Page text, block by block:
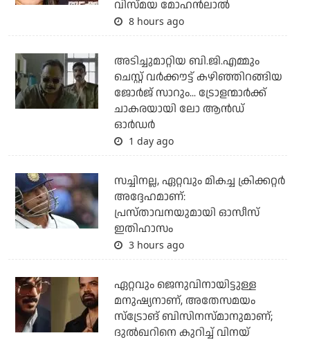
വിസ്മയ മോഹന്‍ലാല്‍
8 hours ago
അടിച്ചുമാറ്റിയ ബി.ജി.എമ്മും
ചെസ്റ്റ് വര്‍ക്കൗട്ട് കഴിഞ്ഞിറങ്ങിയ
ജോര്‍ജ് സാറും... ട്രോളന്മാര്‍ക്ക്
ചാകരയായി ലോ ആന്‍ഡ്
ഓര്‍ഡര്‍
1 day ago
സച്ചിനല്ല, ഏറ്റവും മികച്ച ക്രിക്കറ്റര്‍
അദ്ദേഹമാണ്:
പ്രസ്താവനയുമായി ഓസീസ്
ഇതിഹാസം
3 hours ago
ഏറ്റവും ജെനുവിനായിട്ടുള്ള
മനുഷ്യനാണ്, അതേസമയം
സ്‌ട്രോങ് ബിസിനസ്മാനുമാണ്;
ദുല്‍ഖറിനെ കുറിച്ച് വിനയ്